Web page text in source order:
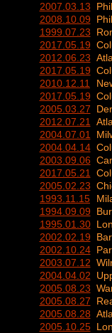
2007.03.13
2008.10.09
1999.07.23
2017.05.19
2012.06.23
2017.05.19
2010.12.11
2017.05.19
2005.03.27
2012.07.21
2004.07.01
2004.04.14
2003.09.06
2017.05.21
2005.02.23
1993.11.15
1994.09.09
1995.01.30
2002.02.19
2002.10.24
2003.07.12
2004.04.02
2005.08.23
2005.08.27
2005.08.28
2005.10.25